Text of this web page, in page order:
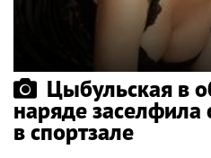
Цыбульская в
наряде заселфила
в спортзале